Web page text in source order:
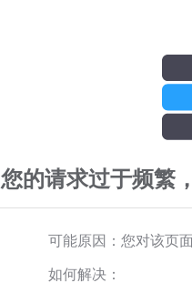
您的请求过于频繁
可能原因：您对该页
如何解决：